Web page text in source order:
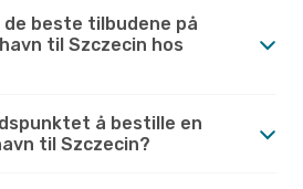
beste tilbudene på
til Szczecin hos
å bestille en
til Szczecin?